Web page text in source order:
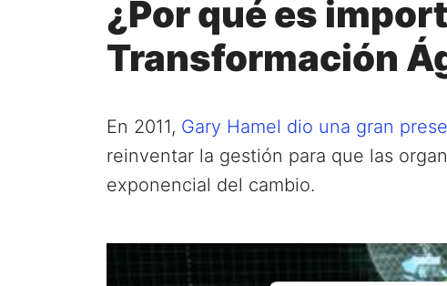
¿Por qué es
Transformación
En 2011, Gary Hamel dio una gran
reinventar la gestión para que las
exponencial del cambio.